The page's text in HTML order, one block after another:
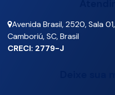
Avenida Brasil,2520,Sala 01,
Camboriú,SC,Brasil
CRECI: 2779-J